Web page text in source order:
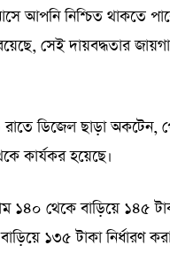
আপনি নিশ্চিত থাকতে
সেই দায়বদ্ধতার
ডিজেল ছাড়া অকটেন,
কার্যকর হয়েছে।
১৪০ থেকে বাড়িয়ে ১৪৫
১৩৫ টাকা নির্ধারণ